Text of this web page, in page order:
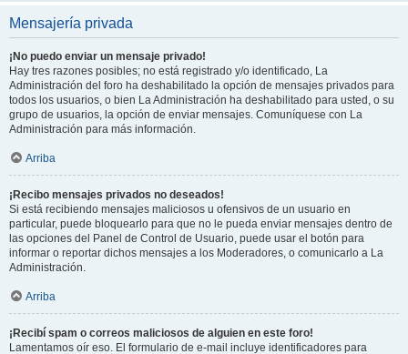
Mensajería privada
¡No puedo enviar un mensaje privado!
Hay tres razones posibles; no está registrado y/o identificado, La
Administración del foro ha deshabilitado la opción de mensajes privados para
todos los usuarios, o bien La Administración ha deshabilitado para usted, o su
grupo de usuarios, la opción de enviar mensajes. Comuníquese con La
Administración para más información.
Arriba
¡Recibo mensajes privados no deseados!
Si está recibiendo mensajes maliciosos u ofensivos de un usuario en
particular, puede bloquearlo para que no le pueda enviar mensajes dentro de
las opciones del Panel de Control de Usuario, puede usar el botón para
informar o reportar dichos mensajes a los Moderadores, o comunicarlo a La
Administración.
Arriba
¡Recibí spam o correos maliciosos de alguien en este foro!
Lamentamos oír eso. El formulario de e-mail incluye identificadores para